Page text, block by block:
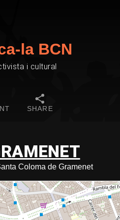
la BCN
i cultural
SHARE
Coloma de Gramenet